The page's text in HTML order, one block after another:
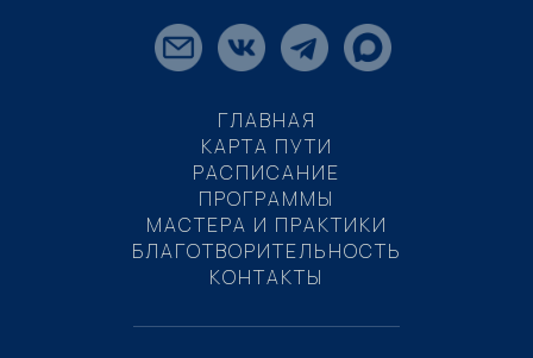
ГЛАВНАЯ
КАРТА ПУТИ
РАСПИСАНИЕ
ПРОГРАММЫ
МАСТЕРА И ПРАКТИКИ
БЛАГОТВОРИТЕЛЬНОСТЬ
КОНТАКТЫ